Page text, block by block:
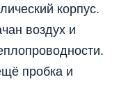
корпус.
воздух и
пробка и